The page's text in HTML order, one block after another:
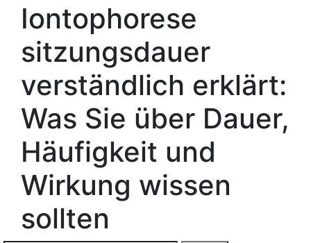
Iontophorese
sitzungsdauer
verständlich erklärt:
Was Sie über Dauer,
Häufigkeit und
Wirkung wissen
sollten